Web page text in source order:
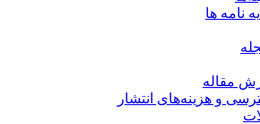
نامه ها
مقاله
و هزینه‌های انتشار